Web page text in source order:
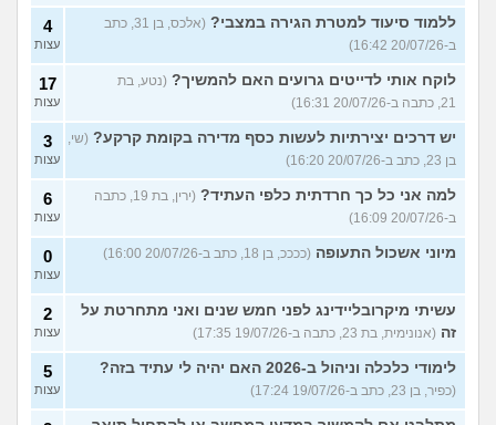
ללמוד סיעוד למטרת הגירה במצבי?
(אלכס, בן 31, כתב
ב-20/07/26 16:42)
4
עצות
לוקח אותי לדייטים גרועים האם להמשיך? (נטע, בת
21, כתבה ב-20/07/26 16:31)
17
עצות
יש דרכים יצירתיות לעשות כסף מדירה בקומת קרקע? (שי,
בן 23, כתב ב-20/07/26 16:20)
3
עצות
למה אני כל כך חרדתית כלפי העתיד?
(ירין, בת 19, כתבה
ב-20/07/26 16:09)
6
עצות
מיוני אשכול התעופה (ככככ, בן 18, כתב ב-20/07/26 16:00) 0
עצות
עשיתי מיקרובליידינג לפני חמש שנים ואני מתחרטת על
זה (אנונימית, בת 23, כתבה ב-19/07/26 17:35)
2
עצות
לימודי כלכלה וניהול ב-2026 האם יהיה לי עתיד בזה?
(כפיר, בן 23, כתב ב-19/07/26 17:24)
5
עצות